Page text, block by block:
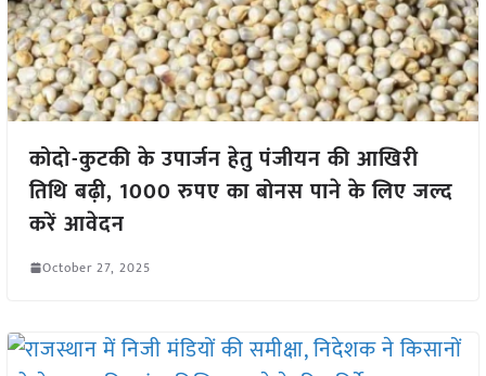
कोदो-कुटकी के उपार्जन हेतु पंजीयन की आखिरी
तिथि बढ़ी, 1000 रुपए का बोनस पाने के लिए जल्द
करें आवेदन
October 27, 2025